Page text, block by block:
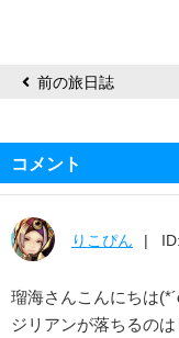
前の旅日誌
コメント
りこぴん
瑠海さんこんにちは
ジリアンが落ちるのは